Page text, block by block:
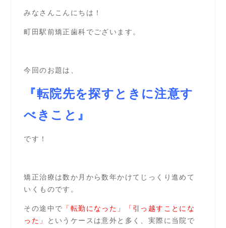
みなさんこんにちは！
町田駅前矯正歯科でございます。
今回のお題は、
『転院先を探すときに注意す
べきこと』
です！
矯正治療は数か月から数年かけてじっくり進めて
いくものです。
その途中で 「転勤になった」「引っ越すことにな
った」
というケースは意外と多く、実際に当院で